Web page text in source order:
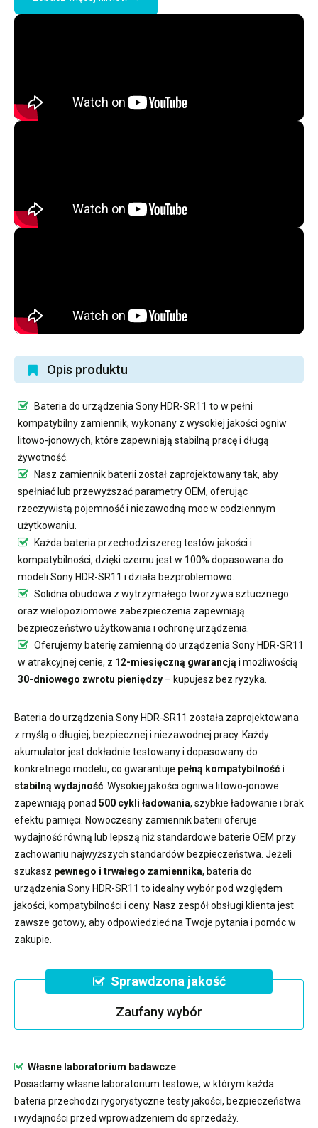
Opis produktu
Bateria do urządzenia Sony HDR-SR11 to w pełni
kompatybilny zamiennik, wykonany z wysokiej jakości ogniw
litowo-jonowych, które zapewniają stabilną pracę i długą
żywotność.
Nasz zamiennik baterii został zaprojektowany tak, aby
spełniać lub przewyższać parametry OEM, oferując
rzeczywistą pojemność i niezawodną moc w codziennym
użytkowaniu.
Każda bateria przechodzi szereg testów jakości i
kompatybilności, dzięki czemu jest w 100% dopasowana do
modeli Sony HDR-SR11 i działa bezproblemowo.
Solidna obudowa z wytrzymałego tworzywa sztucznego
oraz wielopoziomowe zabezpieczenia zapewniają
bezpieczeństwo użytkowania i ochronę urządzenia.
Oferujemybaterię zamienną do urządzenia Sony HDR-SR11
w atrakcyjnej cenie, z 12-miesięczną gwarancją i możliwością
30-dniowego zwrotu pieniędzy – kupujesz bez ryzyka.
Bateria do urządzenia Sony HDR-SR11 została zaprojektowana
z myślą o długiej, bezpiecznej i niezawodnej pracy. Każdy
akumulator jest dokładnie testowany i dopasowany do
konkretnego modelu, co gwarantuje pełną kompatybilność i
stabilną wydajność . Wysokiej jakości ogniwa litowo-jonowe
zapewniają ponad 500 cykli ładowania, szybkie ładowanie i brak
efektu pamięci. Nowoczesny zamiennik baterii oferuje
wydajność równą lub lepszą niż standardowe baterie OEM przy
zachowaniu najwyższych standardów bezpieczeństwa. Jeżeli
szukasz pewnego i trwałego zamiennika, bateria do
urządzenia Sony HDR-SR11 to idealny wybór pod względem
jakości, kompatybilności i ceny. Nasz zespół obsługi klienta jest
zawsze gotowy, aby odpowiedzieć na Twoje pytania i pomóc w
zakupie.
Sprawdzona jakość
Zaufany wybór
Własne laboratorium badawcze
Posiadamy własne laboratorium testowe, w którym każda
bateria przechodzi rygorystyczne testy jakości, bezpieczeństwa
i wydajności przed wprowadzeniem do sprzedaży.